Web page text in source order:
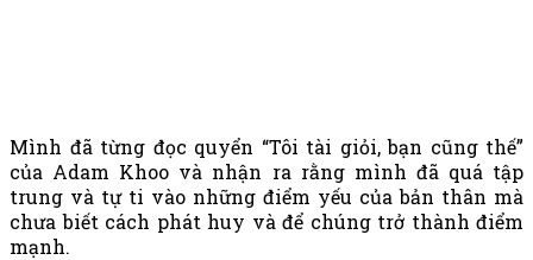
Mình đã từng đọc quyển “Tôi tài giỏi, bạn cũng thế”
của Adam Khoo và nhận ra rằng mình đã quá tập
trung và tự ti vào những điểm yếu của bản thân mà
chưa biết cách phát huy và để chúng trở thành điểm
mạnh.